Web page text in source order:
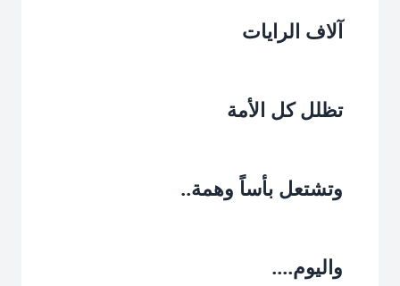
آلاف الرايات‏
تظلل كل الأمة‏
وتشتعل بأساً وهمة..‏
واليوم....‏